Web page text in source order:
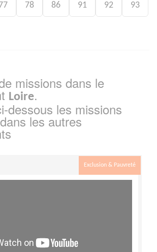
78 86 91 92 93
missions dans le
Loire.
dessous les missions
les autres
Exclusion & Pauvreté